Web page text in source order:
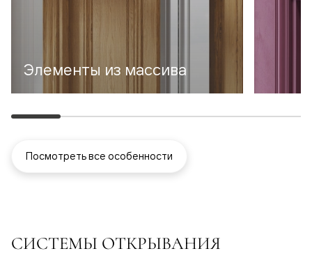
Элементы из массива
Посмотреть все особенности
СИСТЕМЫ ОТКРЫВАНИЯ